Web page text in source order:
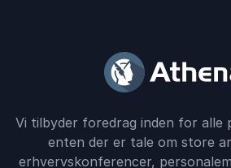
Vi tilbyder foredrag inden for alle
enten der er tale om store
erhvervskonferencer,